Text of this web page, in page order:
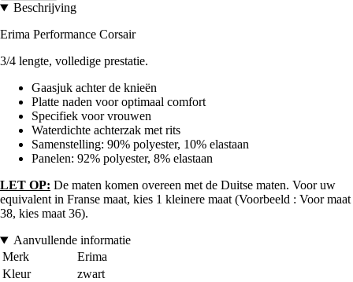
Beschrijving
Erima Performance Corsair
3/4 lengte, volledige prestatie.
Gaasjuk achter de knieën
Platte naden voor optimaal comfort
Specifiek voor vrouwen
Waterdichte achterzak met rits
Samenstelling: 90% polyester, 10% elastaan
Panelen: 92% polyester, 8% elastaan
LET OP: De maten komen overeen met de Duitse maten. Voor uw
equivalent in Franse maat, kies 1 kleinere maat (Voorbeeld : Voor maat
38, kies maat 36).
Aanvullende informatie
Merk
Erima
Kleur
zwart